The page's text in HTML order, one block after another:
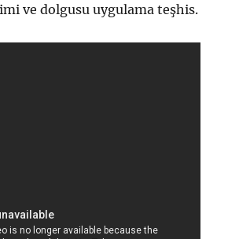
ve dolgusu uygulama teşhis.